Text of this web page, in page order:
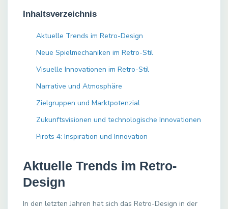
Inhaltsverzeichnis
Aktuelle Trends im Retro-Design
Neue Spielmechaniken im Retro-Stil
Visuelle Innovationen im Retro-Stil
Narrative und Atmosphäre
Zielgruppen und Marktpotenzial
Zukunftsvisionen und technologische Innovationen
Pirots 4: Inspiration und Innovation
Aktuelle Trends im Retro-
Design
In den letzten Jahren hat sich das Retro-Design in der